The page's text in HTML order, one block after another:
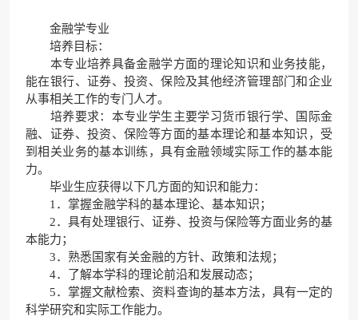
金融学专业
培养目标：
本专业培养具备金融学方面的理论知识和业务技能，
能在银行、证券、投资、保险及其他经济管理部门和企业
从事相关工作的专门人才。
培养要求：本专业学生主要学习货币银行学、国际金
融、证券、投资、保险等方面的基本理论和基本知识，受
到相关业务的基本训练，具有金融领域实际工作的基本能
力。
毕业生应获得以下几方面的知识和能力：
1．掌握金融学科的基本理论、基本知识；
2．具有处理银行、证券、投资与保险等方面业务的基
本能力；
3．熟悉国家有关金融的方针、政策和法规；
4．了解本学科的理论前沿和发展动态；
5．掌握文献检索、资料查询的基本方法，具有一定的
科学研究和实际工作能力。